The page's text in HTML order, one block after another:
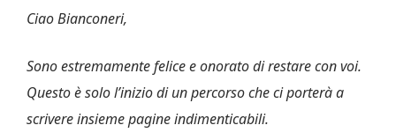
Ciao Bianconeri,
Sono estremamente felice e onorato di restare con voi.
Questo è solo l’inizio di un percorso che ci porterà a
scrivere insieme pagine indimenticabili.